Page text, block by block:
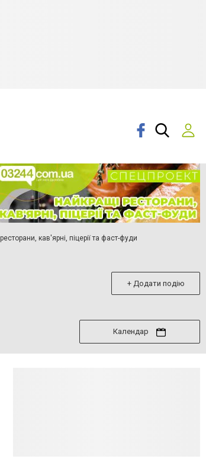
кав'ярні, піцерії та фаст-фуди
+ Додати подію
Календар